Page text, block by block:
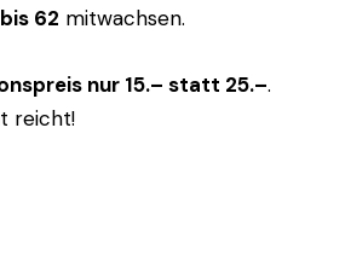
62 mitwachsen.
nur 15.– statt 25.–.
reicht!